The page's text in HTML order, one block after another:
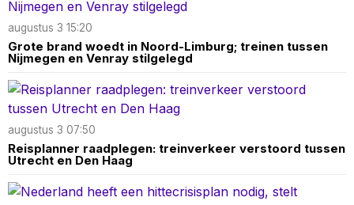
augustus 3 15:20
Grote brand woedt in Noord-Limburg; treinen tussen
Nijmegen en Venray stilgelegd
augustus 3 07:50
Reisplanner raadplegen: treinverkeer verstoord tussen
Utrecht en Den Haag